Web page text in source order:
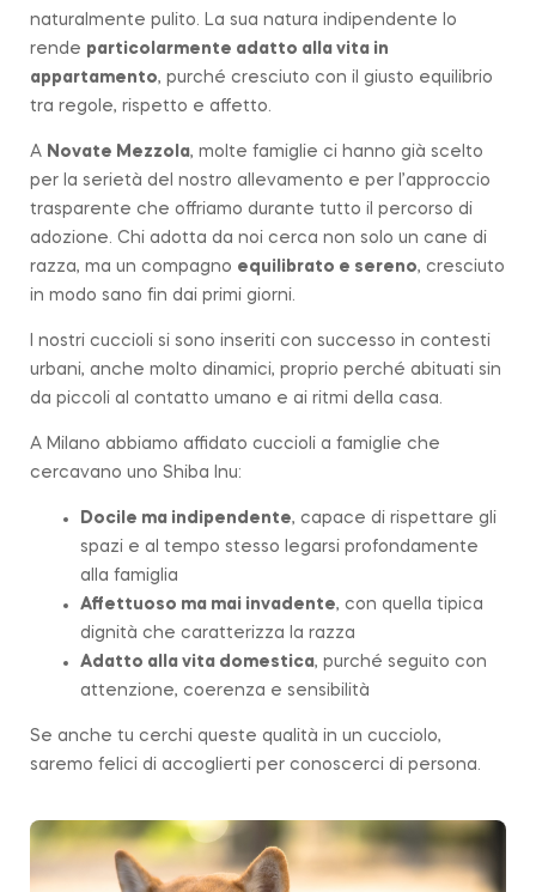
naturalmente pulito. La sua natura indipendente lo
rende particolarmente adatto alla vita in
appartamento, purché cresciuto con il giusto equilibrio
tra regole, rispetto e affetto.
A Novate Mezzola, molte famiglie ci hanno già scelto
per la serietà del nostro allevamento e per l’approccio
trasparente che offriamo durante tutto il percorso di
adozione. Chi adotta da noi cerca non solo un cane di
razza, ma un compagno equilibrato e sereno, cresciuto
in modo sano fin dai primi giorni.
I nostri cuccioli si sono inseriti con successo in contesti
urbani, anche molto dinamici, proprio perché abituati sin
da piccoli al contatto umano e ai ritmi della casa.
A Milano abbiamo affidato cuccioli a famiglie che
cercavano uno Shiba Inu:
Docile ma indipendente, capace di rispettare gli
spazi e al tempo stesso legarsi profondamente
alla famiglia
Affettuoso ma mai invadente, con quella tipica
dignità che caratterizza la razza
Adatto alla vita domestica, purché seguito con
attenzione, coerenza e sensibilità
Se anche tu cerchi queste qualità in un cucciolo,
saremo felici di accoglierti per conoscerci di persona.